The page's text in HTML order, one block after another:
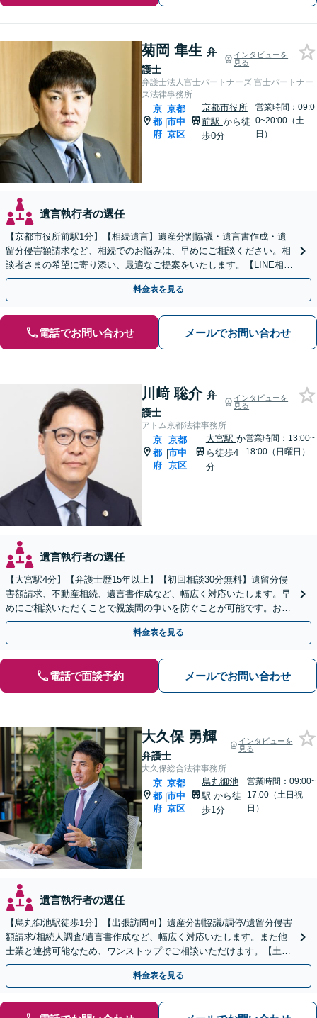
菊岡 隼生 弁
護士
インタビューを
見る
弁護士法人富士パートナーズ 富士パートナー
ズ法律事務所
京
都
府
|
京都
市中
京区
京都市役所
前駅 から徒
歩0分
営業時間：09:0
0~20:00（土
日）
遺言執行者の選任
【京都市役所前駅1分】【相続遺言】遺産分割協議・遺言書作成・遺
留分侵害額請求など、相続でのお悩みは、早めにご相談ください。相
談者さまの希望に寄り添い、最適なご提案をいたします。【LINE相談
可能】【土日対応可能】【初回面談1時間無料】
料金表を見る
電話でお問い合わせ メールでお問い合わせ
川﨑 聡介 弁
護士
インタビューを
見る
アトム京都法律事務所
京
都
府
|
京都
市中
京区
大宮駅 か
ら徒歩4
分
営業時間：13:00~
18:00（日曜日）
遺言執行者の選任
【大宮駅4分】【弁護士歴15年以上】【初回相談30分無料】遺留分侵
害額請求、不動産相続、遺言書作成など、幅広く対応いたします。早
めにご相談いただくことで親族間の争いを防ぐことが可能です。おひ
とりで悩まず、まずは弁護士にご相談ください。
料金表を見る
電話で面談予約 メールでお問い合わせ
大久保 勇輝
弁護士
インタビューを
見る
大久保総合法律事務所
京
都
府
|
京都
市中
京区
烏丸御池
駅から徒
歩1分
営業時間：09:00~
17:00（土日祝
日）
遺言執行者の選任
【烏丸御池駅徒歩1分】【出張訪問可】遺産分割協議/調停/遺留分侵害
額請求/相続人調査/遺言書作成など、幅広く対応いたします。また他
士業と連携可能なため、ワンストップでご相談いただけます。【土日
夜間対応】
料金表を見る